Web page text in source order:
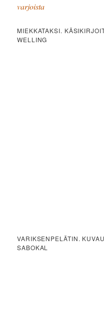
varjoista
MIEKKATAKSI.
WELLING
VARIKSENPELÄTIN.
SABOKAL